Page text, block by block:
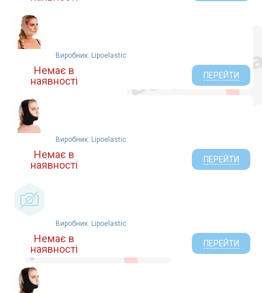
Виробник: Lipoelastic
Немає в
наявності
ПЕРЕЙТИ
Виробник: Lipoelastic
Немає в
наявності
ПЕРЕЙТИ
Виробник: Lipoelastic
Немає в
наявності
ПЕРЕЙТИ